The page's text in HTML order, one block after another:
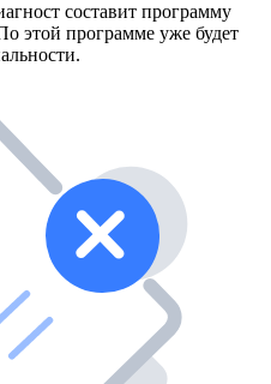
составит программу
этой программе уже будет